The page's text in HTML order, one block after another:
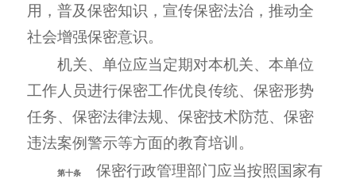
用，普及保密知识，宣传保密法治，推动全
社会增强保密意识。
机关、单位应当定期对本机关、本单位
工作人员进行保密工作优良传统、保密形势
任务、保密法律法规、保密技术防范、保密
违法案例警示等方面的教育培训。
第十条
保密行政管理部门应当按照国家有